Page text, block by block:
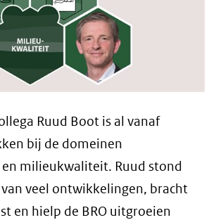
Ruud Boot is al vanaf
bij de domeinen
milieukwaliteit. Ruud stond
van veel ontwikkelingen, bracht
en hielp de BRO uitgroeien